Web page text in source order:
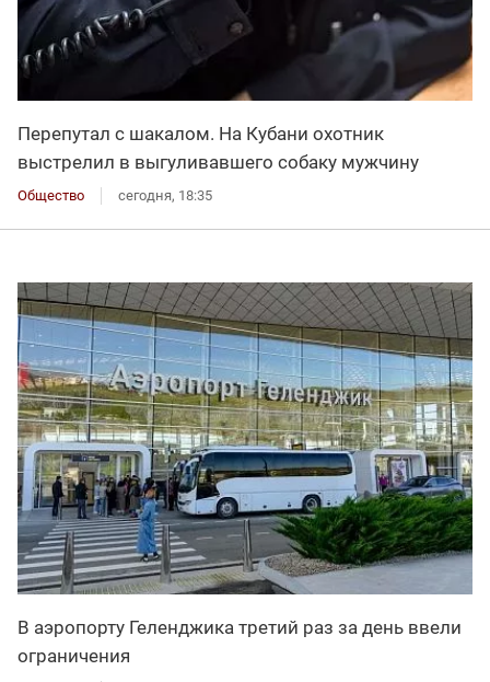
Перепутал с шакалом. На Кубани охотник
выстрелил в выгуливавшего собаку мужчину
Общество сегодня, 18:35
В аэропорту Геленджика третий раз за день ввели
ограничения